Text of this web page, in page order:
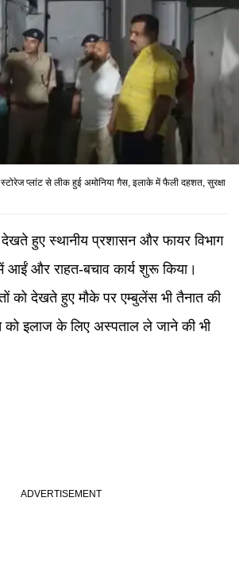
प्लांट से लीक हुई अमोनिया गैस, इलाके में फैली दहशत, सुरक्षा
देखते हुए स्थानीय प्रशासन और फायर विभाग
आईं और राहत-बचाव कार्य शुरू किया।
को देखते हुए मौके पर एम्बुलेंस भी तैनात की
को इलाज के लिए अस्पताल ले जाने की भी